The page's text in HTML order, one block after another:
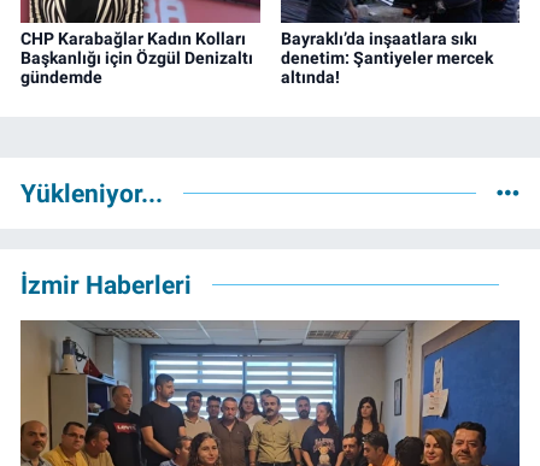
CHP Karabağlar Kadın Kolları
Başkanlığı için Özgül Denizaltı
gündemde
Bayraklı’da inşaatlara sıkı
denetim: Şantiyeler mercek
altında!
Yükleniyor...
İzmir Haberleri